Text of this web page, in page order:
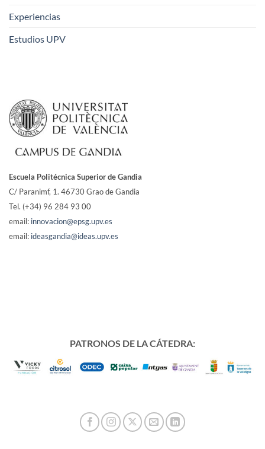
Experiencias
Estudios UPV
Escuela Politécnica Superior de Gandia
C/ Paranimf, 1. 46730 Grao de Gandia
Tel. (+34) 96 284 93 00
email: innovacion@epsg.upv.es
email: ideasgandia@ideas.upv.es
PATRONOS DE LA CÁTEDRA: